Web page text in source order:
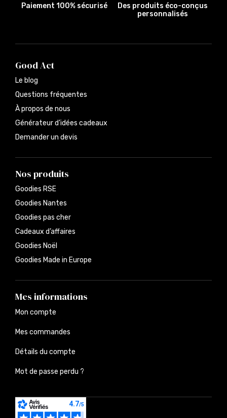
Paiement 100% sécurisé
Des produits éco-conçus
personnalisés
Good Act
Le blog
Questions fréquentes
À propos de nous
Générateur d’idées cadeaux
Demander un devis
Nos produits
Goodies RSE
Goodies Nantes
Goodies pas cher
Cadeaux d’affaires
Goodies Noël
Goodies Made in Europe
Mes informations
Mon compte
Mes commandes
Détails du compte
Mot de passe perdu ?